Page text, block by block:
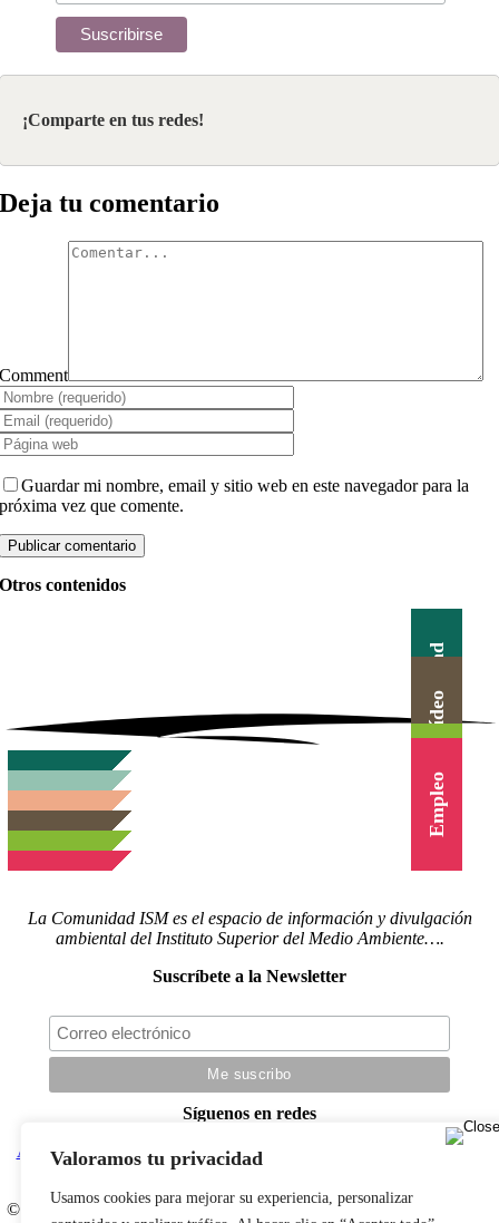
Valoramos tu privacidad
Usamos cookies para mejorar su experiencia, personalizar
¡Comparte en tus redes!
Deja tu comentario
Comment
Guardar mi nombre, email y sitio web en este navegador para la
próxima vez que comente.
Otros contenidos
Actualidad
Blog
Agenda
Canal Vídeo
Cursos
Empleo
La Comunidad ISM es el espacio de información y divulgación
ambiental del Instituto Superior del Medio Ambiente….
Suscríbete a la Newsletter
Síguenos en redes
Actualidad
|Agenda Herramientas Cursos
Empleo| Newsletter
© Copyright 2022 |Aviso legal| Política de privacidad|Desarrollado